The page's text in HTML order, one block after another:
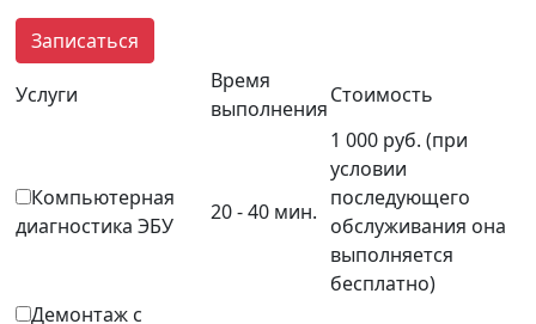
Записаться
Услуги
Время
выполнения
Стоимость
Компьютерная
диагностика ЭБУ
20 - 40 мин.
1 000 руб. (при
условии
последующего
обслуживания она
выполняется
бесплатно)
Демонтаж с